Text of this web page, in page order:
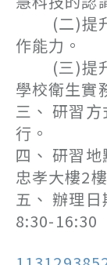
(二)提升
作能力。
(三)提升
學校衛生實
三、 研習
行。
四、 研習
忠孝大樓2
五、 辦理日
8:30-16:30